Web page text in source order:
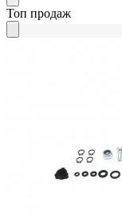
Топ продаж